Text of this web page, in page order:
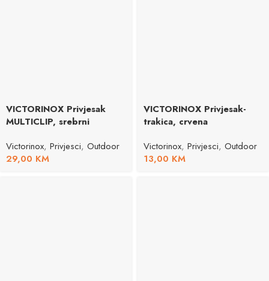
VICTORINOX Privjesak
MULTICLIP, srebrni
Victorinox, Privjesci, Outdoor
29,00 KM
VICTORINOX Privjesak-
trakica, crvena
Victorinox, Privjesci, Outdoor
13,00 KM